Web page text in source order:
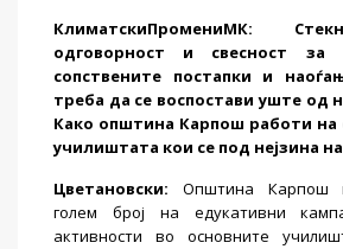
КлиматскиПромениМК:
одговорност и свесност за
сопствените постапки и
треба да се воспостави уште од
Како општина Карпош работи на
училиштата кои се под нејзина
Цветановски: Општина Карпош
голем број на едукативни
активности во основните